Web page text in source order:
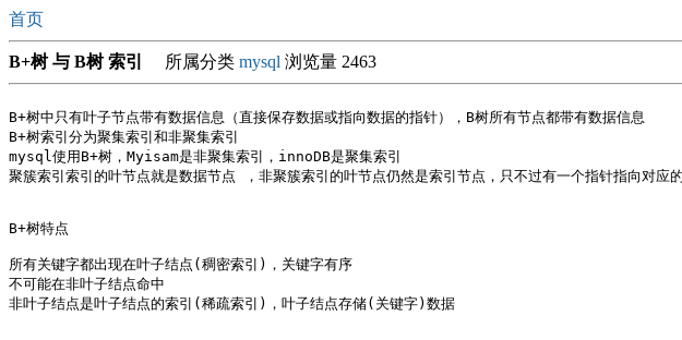
首页
B+树 与 B树 索引 所属分类 mysql 浏览量 2463
B+树中只有叶子节点带有数据信息（直接保存数据或指向数据的指针），B树所有节点都带有数据信息
B+树索引分为聚集索引和非聚集索引
mysql使用B+树，Myisam是非聚集索引，innoDB是聚集索引
聚簇索引索引的叶节点就是数据节点 ，非聚簇索引的叶节点仍然是索引节点，只不过有一个指针指向对应的
B+树特点
所有关键字都出现在叶子结点(稠密索引)，关键字有序
不可能在非叶子结点命中
非叶子结点是叶子结点的索引(稀疏索引)，叶子结点存储(关键字)数据